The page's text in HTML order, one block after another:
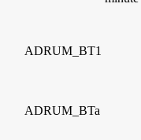
ADRUM_BT1
ADRUM_BTa